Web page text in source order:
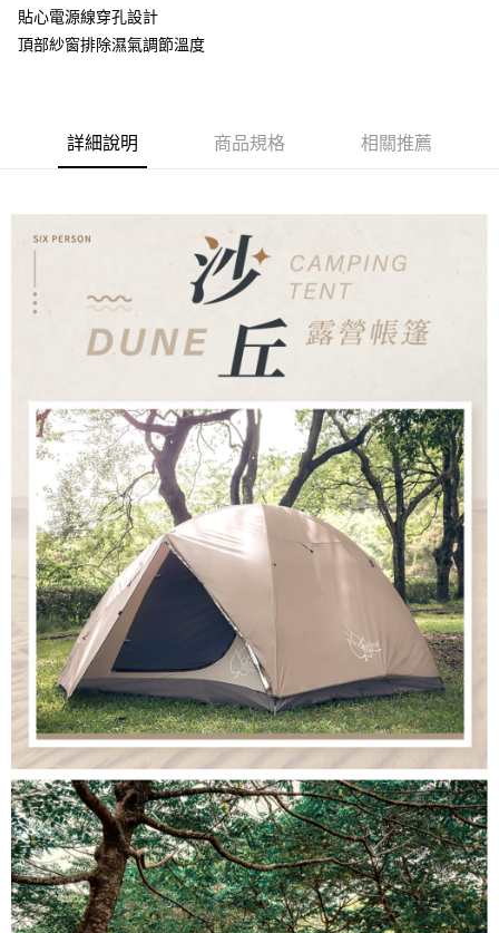
AFTEE先享後付是「在收到商品之後才付款」的支付方式。 讓您購物簡單
便利好安心！
１．簡單：不需註冊會員、不需綁卡、不需儲值。
１．於結帳方式選擇「AFTEE先享後付」後，將跳轉至「AFTEE先享後付」
結帳頁面，進行簡訊認證並確認金額後，即可完成結帳。
ATM／網路銀行／等多元方式進行付款，方視為交易完成。
※ 請注意：結帳手續完成當下不需立刻繳費，但若您需要取消訂單，請聯絡
購買商品的店家。未經商家同意取消之訂單仍視為有效，需透過AFTEE先享
後付繳納相關費用。
※ 交易是否成功請以「AFTEE先享後付 」之結帳頁面顯示為準，若有關於
是否繳費成功／繳費後需取消欲退款等相關疑問，請聯繫「AFTEE先享後付
客戶支援中心」 https://netprotections.freshdesk.com/support/home
１．透過由恩沛科技股份有限公司提供之「AFTEE先享後付」服務完成之交
易，需依本服務之必要範圍內提供個人資料，並將交易相關給付款項請求債
權轉讓予恩沛科技股份有限公司。
２．關於個人資料處理事宜，請瀏覽以下網址：
https://aftee.tw/terms/#terms3
３．未成年的使用者請事先徵得法定代理人或監護人之同意方可使用
「AFTEE先享後付」，若未經同意申辦者引起之損失，本公司不負相關責
任。
４．使用「AFTEE先享後付」時，將依據個別帳號之用戶狀況，依本公司即
時審查核予不同之上限額度；若仍有額度不足之情形，本公司將視審查結果
請求用戶進行身份認證。
５．嚴禁一人註冊多個帳號或使用他人資訊註冊。若發現惡意使用之情形，
恩沛科技股份有限公司將有權停止該用戶之使用額度並採取法律行動。
ATM付款
貼心電源線穿孔設計
頂部紗窗排除濕氣調節溫度
詳細說明 商品規格 相關推薦